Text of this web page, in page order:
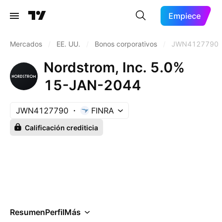
Empiece
Mercados EE. UU. Bonos corporativos JWN4127790
Nordstrom, Inc. 5.0%
15-JAN-2044
JWN4127790 FINRA
Calificación crediticia
ResumenPerfilMás